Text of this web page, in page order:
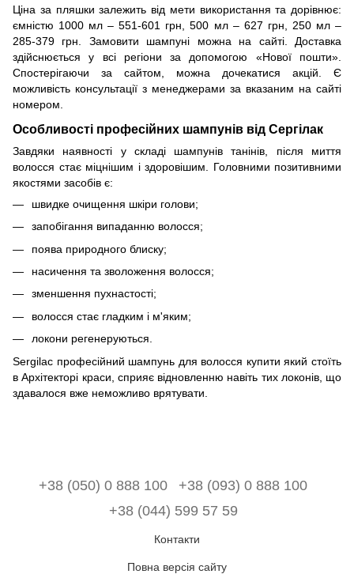
Ціна за пляшки залежить від мети використання та дорівнює:
ємністю 1000 мл – 551-601 грн, 500 мл – 627 грн, 250 мл –
285-379 грн. Замовити шампуні можна на сайті. Доставка
здійснюється у всі регіони за допомогою «Нової пошти».
Спостерігаючи за сайтом, можна дочекатися акцій. Є
можливість консультації з менеджерами за вказаним на сайті
номером.
Особливості професійних шампунів від Сергілак
Завдяки наявності у складі шампунів танінів, після миття
волосся стає міцнішим і здоровішим. Головними позитивними
якостями засобів є:
швидке очищення шкіри голови;
запобігання випаданню волосся;
поява природного блиску;
насичення та зволоження волосся;
зменшення пухнастості;
волосся стає гладким і м'яким;
локони регенеруються.
Sergilac професійний шампунь для волосся купити який стоїть
в Архітекторі краси, сприяє відновленню навіть тих локонів, що
здавалося вже неможливо врятувати.
+38 (050) 0 888 100
+38 (093) 0 888 100
+38 (044) 599 57 59
Контакти
Повна версія сайту